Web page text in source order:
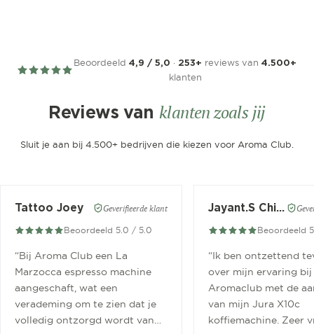
Beoordeeld 4,9 / 5,0 · 253+ reviews van 4.500+
klanten
Reviews van klanten zoals jij
Sluit je aan bij 4.500+ bedrijven die kiezen voor Aroma Club.
Tattoo Joey Geverifieerde klant
Beoordeeld 5.0 / 5.0
“Bij Aroma Club een La
Marzocca espresso machine
aangeschaft, wat een
verademing om te zien dat je
volledig ontzorgd wordt van
Jayant.S Chitaroe
Beoordeeld
“Ik ben ontzettend
over mijn ervaring bij
Aromaclub met de
van mijn Jura X10c
koffiemachine. Zeer